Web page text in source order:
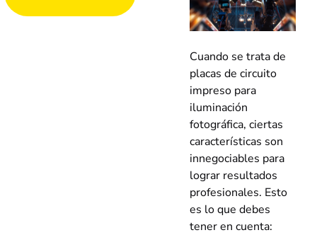
Cuando se trata de
placas de circuito
impreso para
iluminación
fotográfica, ciertas
características son
innegociables para
lograr resultados
profesionales. Esto
es lo que debes
tener en cuenta: